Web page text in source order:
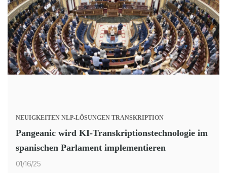
NEUIGKEITEN NLP-LÖSUNGEN TRANSKRIPTION
Pangeanic wird KI-Transkriptionstechnologie im
spanischen Parlament implementieren
01/16/25